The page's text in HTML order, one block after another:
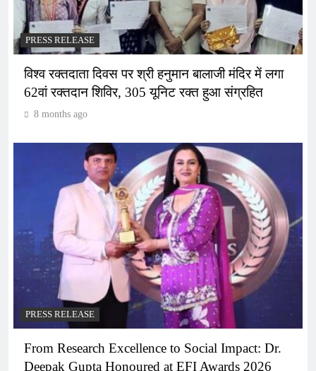
PRESS RELEASE
विश्व रक्तदाता दिवस पर श्री हनुमान बालाजी मंदिर में लगा
62वां रक्तदान शिविर, 305 यूनिट रक्त हुआ संग्रहित
8 months ago
PRESS RELEASE
From Research Excellence to Social Impact: Dr.
Deepak Gupta Honoured at EFI Awards 2026